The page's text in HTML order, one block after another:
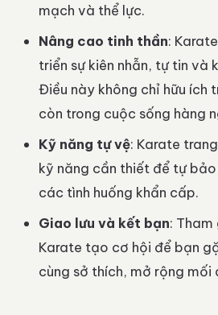
mạch và thể lực.
Nâng cao tinh thần:
triển sự kiên nhẫn, tự tin và
Điều này không chỉ hữu ích
còn trong cuộc sống hàng
Kỹ năng tự vệ: Karate
kỹ năng cần thiết để tự
các tình huống khẩn cấp.
Giao lưu và kết bạn:
Karate tạo cơ hội để bạn
cùng sở thích, mở rộng mối